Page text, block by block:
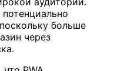
больше
через